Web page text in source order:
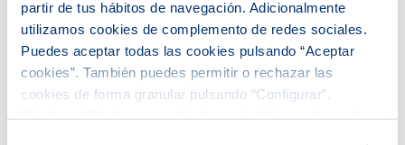
partir de tus hábitos de navegación. Adicionalmente
utilizamos cookies de complemento de redes sociales.
Puedes aceptar todas las cookies pulsando “Aceptar
cookies”. También puedes permitir o rechazar las
cookies de forma granular pulsando “Configurar”.
EDAR de Vallvidrera: 0,23 hm3 agua
depurada
EDAR de Montcada i Reixac: 17,22 hm3 agua
depurada
EDAR del Besòs: 127,71 hm3 agua depurada